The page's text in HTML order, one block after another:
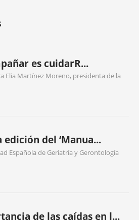
es cuidarR...
Elia Martínez Moreno, presidenta de la
edición del ‘Manua...
Española de Geriatría y Gerontología
de las caídas en l...